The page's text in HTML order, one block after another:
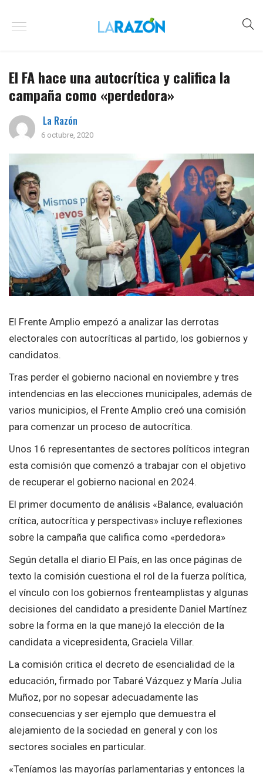
El FA hace una autocrítica y califica la
campaña como «perdedora»
La Razón
6 octubre, 2020
El Frente Amplio empezó a analizar las derrotas
electorales con autocríticas al partido, los gobiernos y
candidatos.
Tras perder el gobierno nacional en noviembre y tres
intendencias en las elecciones municipales, además de
varios municipios, el Frente Amplio creó una comisión
para comenzar un proceso de autocrítica.
Unos 16 representantes de sectores políticos integran
esta comisión que comenzó a trabajar con el objetivo
de recuperar el gobierno nacional en 2024.
El primer documento de análisis «Balance, evaluación
crítica, autocrítica y perspectivas» incluye reflexiones
sobre la campaña que califica como «perdedora»
Según detalla el diario El País, en las once páginas de
texto la comisión cuestiona el rol de la fuerza política,
el vínculo con los gobiernos frenteamplistas y algunas
decisiones del candidato a presidente Daniel Martínez
sobre la forma en la que manejó la elección de la
candidata a vicepresidenta, Graciela Villar.
La comisión critica el decreto de esencialidad de la
educación, firmado por Tabaré Vázquez y María Julia
Muñoz, por no sopesar adecuadamente las
consecuencias y ser ejemplo que demuestra el
alejamiento de la sociedad en general y con los
sectores sociales en particular.
«Teníamos las mayorías parlamentarias y entonces la